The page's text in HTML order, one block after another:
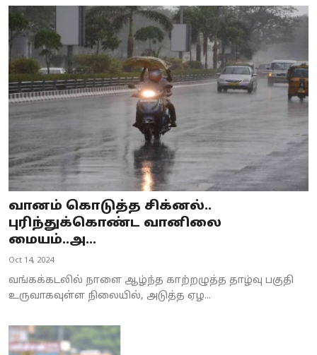
வானம் கொடுத்த சிக்னல்..
புரிந்துக்கொண்ட வானிலை
மையம்..அ...
Oct 14, 2024
வங்கக்கடலில் நாளை ஆழ்ந்த காற்றழுத்த தாழ்வு பகுதி
உருவாகவுள்ள நிலையில், அடுத்த ஏழ...